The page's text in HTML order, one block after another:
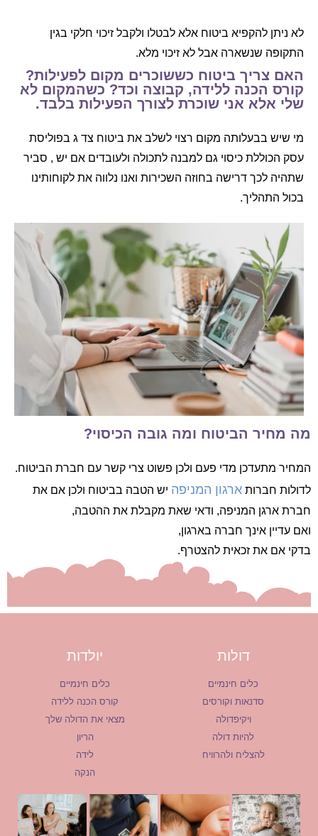
לא ניתן להקפיא ביטוח אלא לבטלו ולקבל זיכוי חלקי בגין
התקופה שנשארה אבל לא זיכוי מלא.
האם צריך ביטוח כששוכרים מקום לפעילות?
קורס הכנה ללידה, קבוצה וכד? כשהמקום לא
שלי אלא אני שוכרת לצורך הפעילות בלבד.
מי שיש בבעלותה מקום רצוי לשלב את ביטוח צד ג בפוליסת
עסק הכוללת כיסוי גם למבנה לתכולה ולעובדים אם יש , סביר
שתהיה לכך דרישה בחוזה השכירות ואנו נלווה את לקוחותינו
בכול התהליך.
מה מחיר הביטוח ומה גובה הכיסוי?
המחיר מתעדכן מדי פעם ולכן פשוט צרי קשר עם חברת הביטוח.
לדולות חברות ארגון המניפה יש הטבה בביטוח ולכן אם את
חברת ארגן המניפה, ודאי שאת מקבלת את ההטבה,
ואם עדיין אינך חברה בארגון,
בדקי אם את זכאית להצטרף.
דולות
כלים חינמיים
סדנאות וקורסים
ויקיפדולה
להיות דולה
להצליח ולהרוויח
יולדות
כלים חינמיים
קורס הכנה ללידה
מצאי את הדולה שלך
הריון
לידה
הנקה